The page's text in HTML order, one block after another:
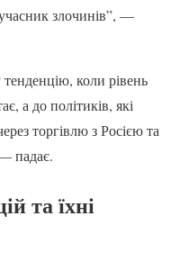
злочинів”, —
коли рівень
а до політиків, які
торгівлю з Росією та
падає.
та їхні